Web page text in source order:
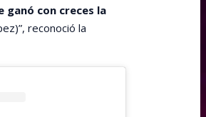
ganó con creces la
reconoció la